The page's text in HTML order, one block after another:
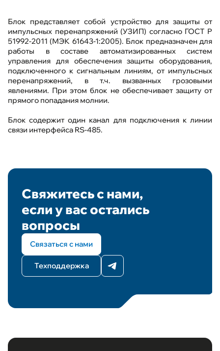
Блок представляет собой устройство для защиты от
импульсных перенапряжений (УЗИП) согласно ГОСТ Р
51992-2011 (МЭК 61643-1:2005). Блок предназначен для
работы в составе автоматизированных систем
управления для обеспечения защиты оборудования,
подключенного к сигнальным линиям, от импульсных
перенапряжений, в т.ч. вызванных грозовыми
явлениями. При этом блок не обеспечивает защиту от
прямого попадания молнии.
Блок содержит один канал для подключения к линии
связи интерфейса RS-485.
Свяжитесь с нами,
если у вас остались
вопросы
Связаться с нами
Техподдержка